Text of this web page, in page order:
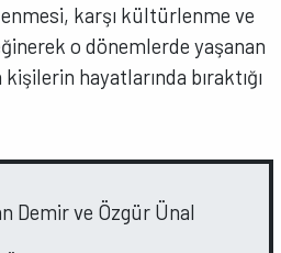
karşı kültürlenme ve
o dönemlerde yaşanan
hayatlarında bıraktığı
Demir ve Özgür Ünal